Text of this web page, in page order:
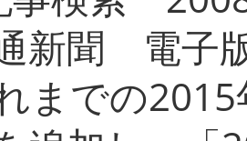
新聞 電子
までの